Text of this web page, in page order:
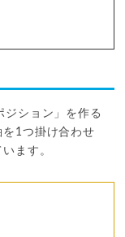
ション」を作る
1つ掛け合わせ
ます。